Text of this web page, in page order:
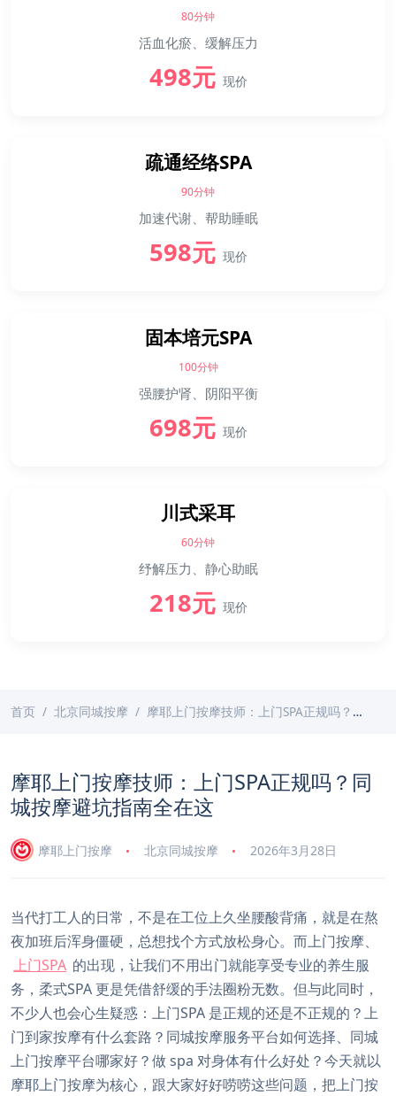
80分钟
活血化瘀、缓解压力
498元 现价
疏通经络SPA
90分钟
加速代谢、帮助睡眠
598元 现价
固本培元SPA
100分钟
强腰护肾、阴阳平衡
698元 现价
川式采耳
60分钟
纾解压力、静心助眠
218元 现价
首页 北京同城按摩 摩耶上门按摩技师：上门SPA正规吗？同城按摩避坑指南全在这
摩耶上门按摩技师：上门SPA正规吗？同
城按摩避坑指南全在这
摩耶上门按摩 北京同城按摩 2026年3月28日
当代打工人的日常，不是在工位上久坐腰酸背痛，就是在熬
夜加班后浑身僵硬，总想找个方式放松身心。而上门按摩、
上门SPA 的出现，让我们不用出门就能享受专业的养生服
务，柔式SPA 更是凭借舒缓的手法圈粉无数。但与此同时，
不少人也会心生疑惑：上门SPA 是正规的还是不正规的？上
门到家按摩有什么套路？同城按摩服务平台如何选择、同城
上门按摩平台哪家好？做 spa 对身体有什么好处？今天就以
摩耶上门按摩为核心，跟大家好好唠唠这些问题，把上门按